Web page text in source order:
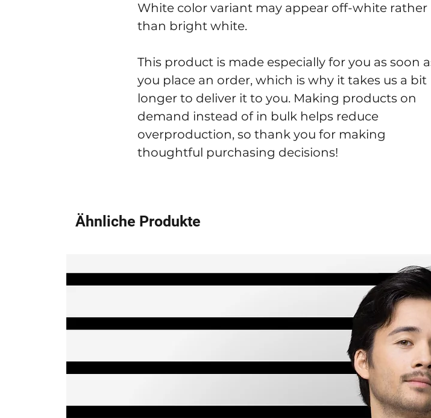
White color variant may appear off-white rather
than bright white.
This product is made especially for you as soon
you place an order, which is why it takes us a bit
longer to deliver it to you. Making products on
demand instead of in bulk helps reduce
overproduction, so thank you for making
thoughtful purchasing decisions!
Ähnliche Produkte